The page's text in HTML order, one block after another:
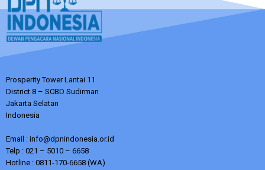
Prosperity Tower Lantai 11
District 8 – SCBD Sudirman
Jakarta Selatan
Indonesia
Email : info@dpnindonesia.or.id
Telp : 021 – 5010 – 6658
Hotline : 0811-170-6658 (WA)